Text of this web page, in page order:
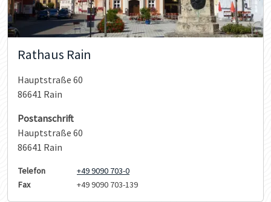
Rathaus Rain
Hauptstraße 60
86641 Rain
Postanschrift
Hauptstraße 60
86641 Rain
Telefon
+49 9090 703-0
Fax
+49 9090 703-139